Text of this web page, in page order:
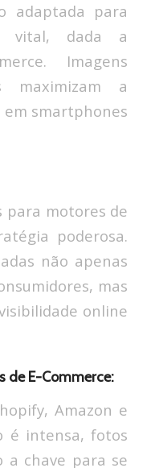
adaptada para
vital, dada a
Imagens
maximizam a
smartphones
para motores de
poderosa.
não apenas
mas
online
de E-Commerce:
Amazon e
é intensa, fotos
a chave para se